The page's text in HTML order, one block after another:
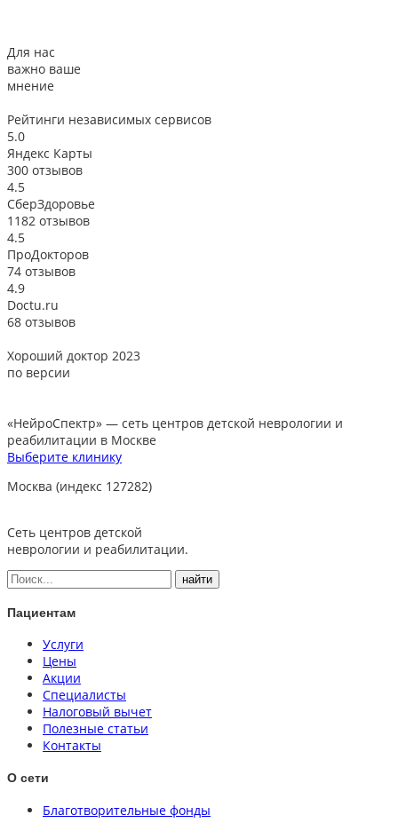
Для нас
важно ваше
мнение
Рейтинги независимых сервисов
5.0
Яндекс Карты
300 отзывов
4.5
СберЗдоровье
1182 отзывов
4.5
ПроДокторов
74 отзывов
4.9
Doctu.ru
68 отзывов
Хороший доктор 2023
по версии
«НейроСпектр» — сеть центров детской неврологии и
реабилитации в Москве
Выберите клинику
Москва (индекс 127282)
Сеть центров детской
неврологии и реабилитации.
Пациентам
Услуги
Цены
Акции
Специалисты
Налоговый вычет
Полезные статьи
Контакты
О сети
Благотворительные фонды